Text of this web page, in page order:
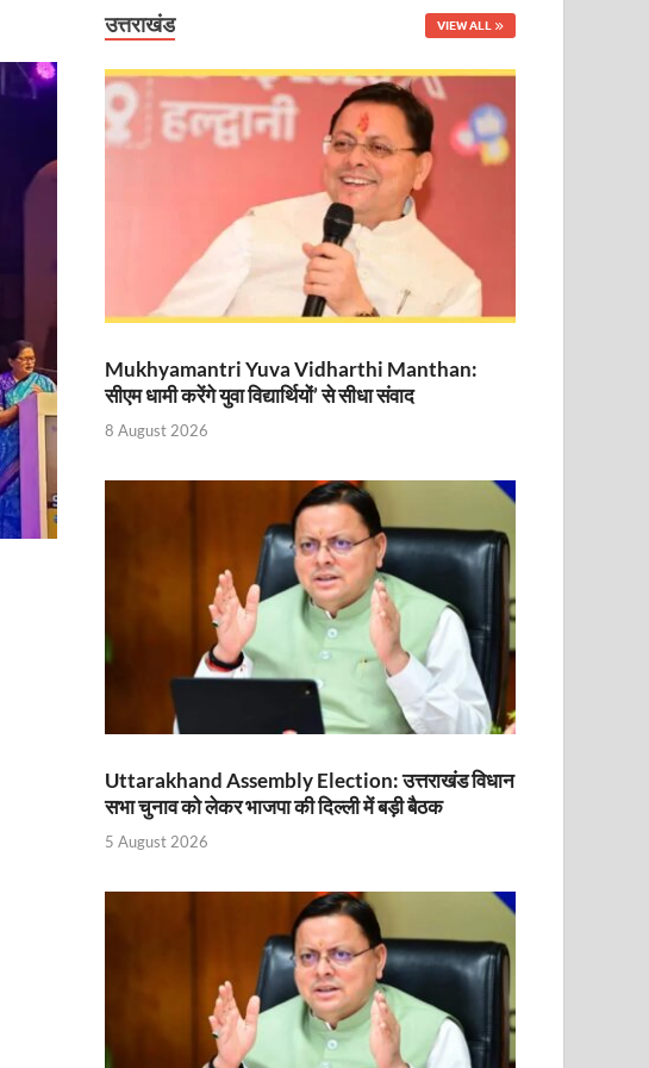
ने किया सम्मानित
विशेष पूजा-अर्चना
उत्तराखंड VIEW ALL
Mukhyamantri Yuva Vidharthi Manthan:
सीएम धामी करेंगे युवा विद्यार्थियों’ से सीधा संवाद
8 August 2026
Uttarakhand Assembly Election: उत्तराखंड विधान
सभा चुनाव को लेकर भाजपा की दिल्ली में बड़ी बैठक
5 August 2026